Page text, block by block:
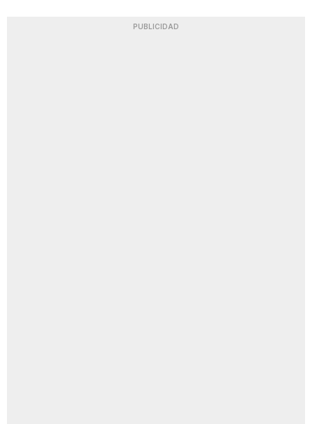
PUBLICIDAD